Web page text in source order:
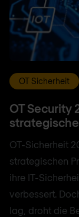
OT Sicherheit
OT Security
OT-Sicherheit
strategischen
ihre IT-
verbessert.
lag, droht die